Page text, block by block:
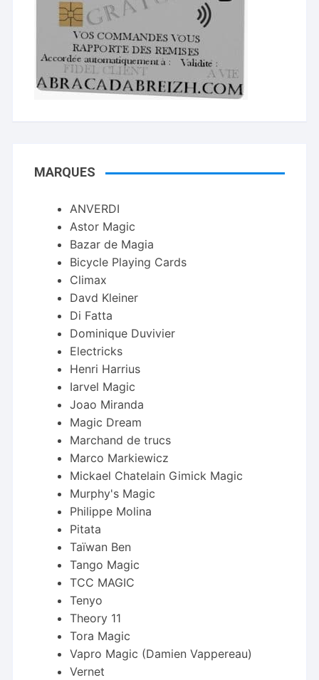
MARQUES
ANVERDI
Astor Magic
Bazar de Magia
Bicycle Playing Cards
Climax
Davd Kleiner
Di Fatta
Dominique Duvivier
Electricks
Henri Harrius
Iarvel Magic
Joao Miranda
Magic Dream
Marchand de trucs
Marco Markiewicz
Mickael Chatelain Gimick Magic
Murphy's Magic
Philippe Molina
Pitata
Taïwan Ben
Tango Magic
TCC MAGIC
Tenyo
Theory 11
Tora Magic
Vapro Magic (Damien Vappereau)
Vernet